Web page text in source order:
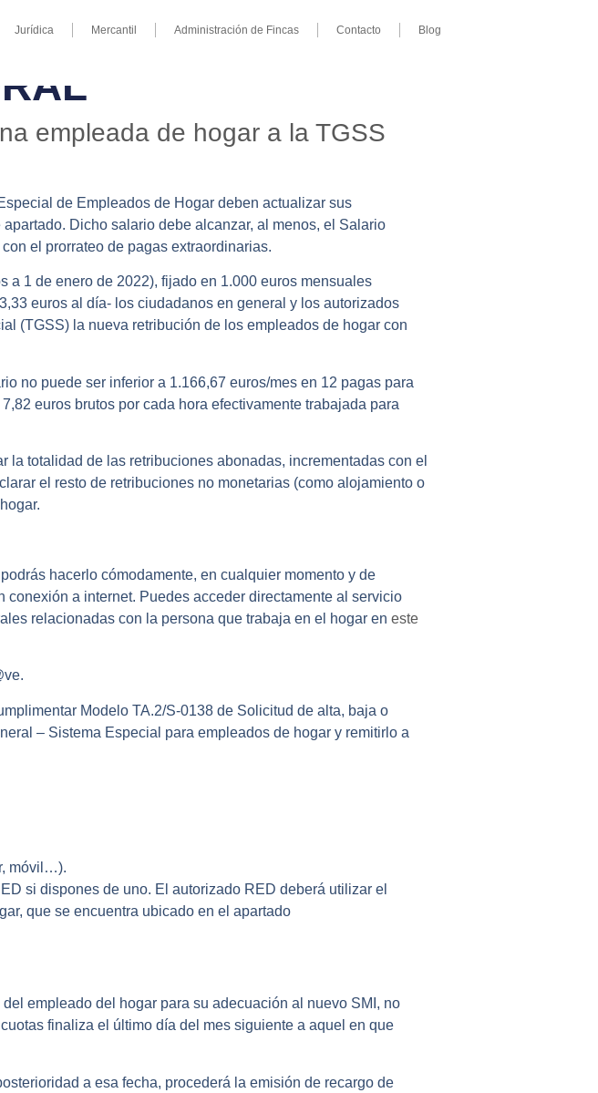
Jurídica Mercantil Administración de Fincas Contacto Blog
empleada de hogar a la TGSS
de Empleados de Hogar deben actualizar sus
Dicho salario debe alcanzar, al menos, el Salario
el prorrateo de pagas extraordinarias.
a 1 de enero de 2022), fijado en 1.000 euros mensuales
euros al día- los ciudadanos en general y los autorizados
(TGSS) la nueva retribución de los empleados de hogar con
no puede ser inferior a 1.166,67 euros/mes en 12 pagas para
euros brutos por cada hora efectivamente trabajada para
totalidad de las retribuciones abonadas, incrementadas con el
el resto de retribuciones no monetarias (como alojamiento o
hacerlo cómodamente, en cualquier momento y de
a internet. Puedes acceder directamente al servicio
relacionadas con la persona que trabaja en el hogar en este
Modelo TA.2/S-0138 de Solicitud de alta, baja o
– Sistema Especial para empleados de hogar y remitirlo a
móvil…).
si dispones de uno. El autorizado RED deberá utilizar el
que se encuentra ubicado en el apartado
empleado del hogar para su adecuación al nuevo SMI, no
finaliza el último día del mes siguiente a aquel en que
a esa fecha, procederá la emisión de recargo de